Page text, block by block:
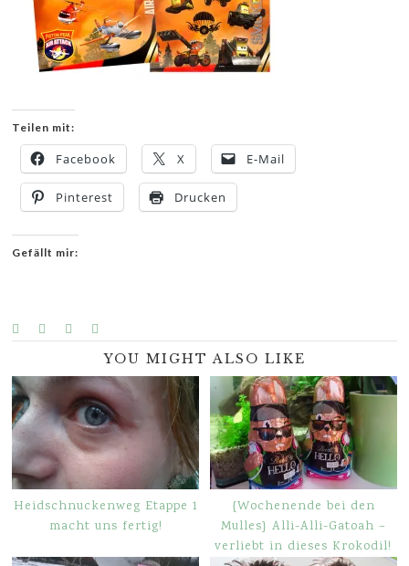
Teilen mit:
Facebook X E-Mail
Pinterest Drucken
Gefällt mir:
YOU MIGHT ALSO LIKE
Heidschnuckenweg Etappe 1
macht uns fertig!
{Wochenende bei den
Mulles} Alli-Alli-Gatoah –
verliebt in dieses Krokodil!